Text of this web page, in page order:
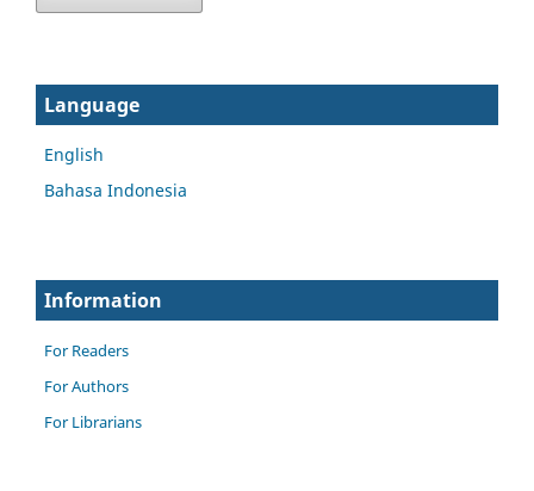
Language
English
Bahasa Indonesia
Information
For Readers
For Authors
For Librarians